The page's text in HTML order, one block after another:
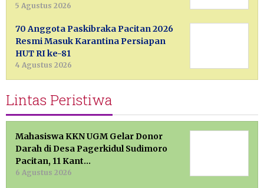
5 Agustus 2026
70 Anggota Paskibraka Pacitan 2026
Resmi Masuk Karantina Persiapan
HUT RI ke-81
4 Agustus 2026
Lintas Peristiwa
Mahasiswa KKN UGM Gelar Donor
Darah di Desa Pagerkidul Sudimoro
Pacitan, 11 Kant…
6 Agustus 2026